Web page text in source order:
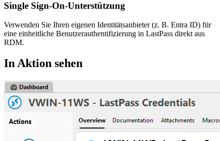
Single Sign-On-Unterstützung
Verwenden Sie Ihren eigenen Identitätsanbieter (z. B. Entra ID) für
eine einheitliche Benutzerauthentifizierung in LastPass direkt aus
RDM.
In Aktion sehen